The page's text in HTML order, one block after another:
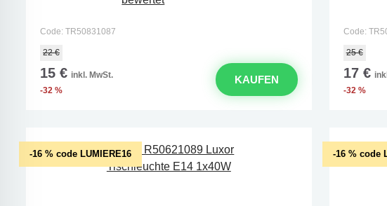
Code: TR50831087
22 €
15 € inkl. MwSt.
-32 %
KAUFEN
Code:
25 €
17 €
-32 %
-16 % code LUMIERE16 -16 % code